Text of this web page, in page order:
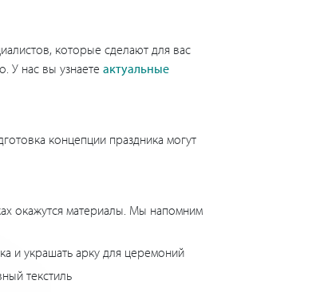
которые сделают для вас
У нас вы узнаете актуальные
концепции праздника могут
окажутся материалы. Мы напомним
и украшать арку для церемоний
текстиль